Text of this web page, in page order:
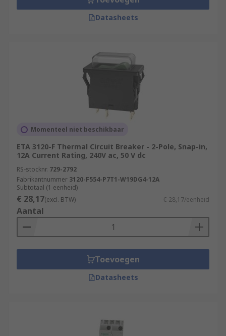
Datasheets
Momenteel niet beschikbaar
ETA 3120-F Thermal Circuit Breaker - 2-Pole, Snap-in,
12A Current Rating, 240V ac, 50 V dc
RS-stocknr. 729-2792
Fabrikantnummer 3120-F554-P7T1-W19DG4-12A
Subtotaal (1 eenheid)
€ 28,17(excl. BTW) € 28,17/eenheid
Aantal
Toevoegen
Datasheets